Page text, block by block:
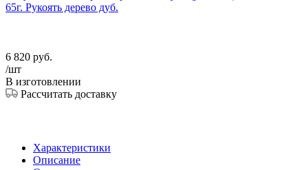
6 820 руб.
/шт
В изготовлении
Рассчитать доставку
Характеристики
Описание